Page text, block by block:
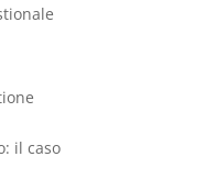
il caso